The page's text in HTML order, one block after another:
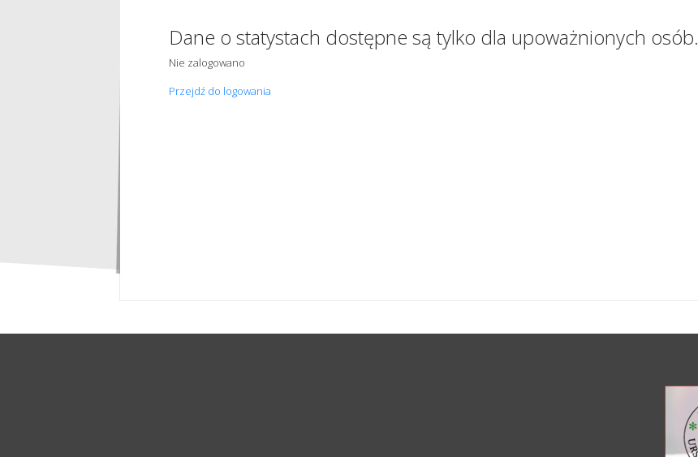
Dane o statystach dostępne są tylko dla upoważnionych osób.
Nie zalogowano
Przejdź do logowania